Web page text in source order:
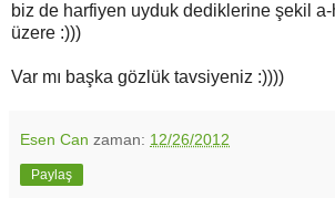
biz de harfiyen uyduk dediklerine şekil
üzere :)))
Var mı başka gözlük tavsiyeniz :))))
Esen Can zaman: 12/26/2012
Paylaş